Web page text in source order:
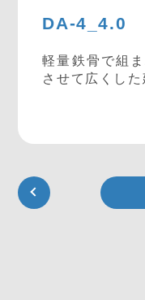
DA-4_4.0
軽量鉄骨で組
させて広くした